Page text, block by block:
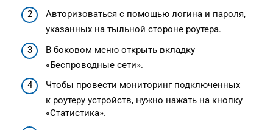
Авторизоваться с помощью логина и пароля,
указанных на тыльной стороне роутера.
В боковом меню открыть вкладку
«Беспроводные сети».
Чтобы провести мониторинг подключенных
к роутеру устройств, нужно нажать на кнопку
«Статистика».